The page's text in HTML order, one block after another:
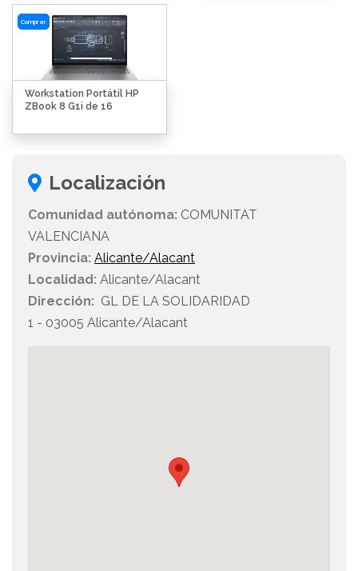
Comprar
Workstation Portátil HP
ZBook 8 G1i de 16
Localización
Comunidad autónoma: COMUNITAT
VALENCIANA
Provincia: Alicante/Alacant
Localidad: Alicante/Alacant
Dirección: GL DE LA SOLIDARIDAD
1 - 03005 Alicante/Alacant